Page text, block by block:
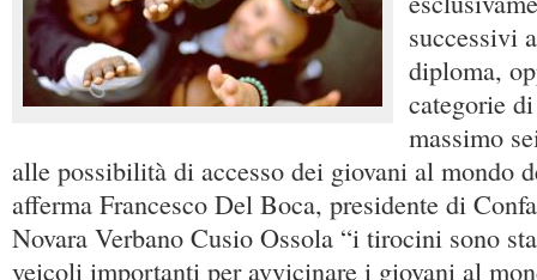
successivi
diploma,
categorie
massimo
alle possibilità di accesso dei giovani al mondo
afferma Francesco Del Boca, presidente di
Novara Verbano Cusio Ossola “i tirocini sono
veicoli importanti per avvicinare i giovani al